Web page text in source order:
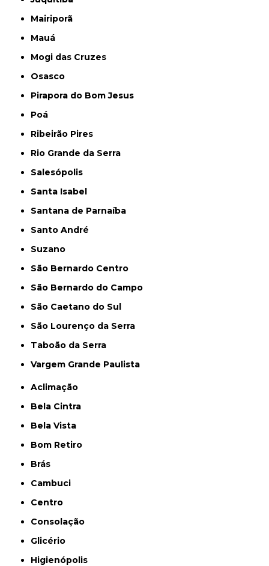
Mairiporã
Mauá
Mogi das Cruzes
Osasco
Pirapora do Bom Jesus
Poá
Ribeirão Pires
Rio Grande da Serra
Salesópolis
Santa Isabel
Santana de Parnaíba
Santo André
Suzano
São Bernardo Centro
São Bernardo do Campo
São Caetano do Sul
São Lourenço da Serra
Taboão da Serra
Vargem Grande Paulista
Aclimação
Bela Cintra
Bela Vista
Bom Retiro
Brás
Cambuci
Centro
Consolação
Glicério
Higienópolis